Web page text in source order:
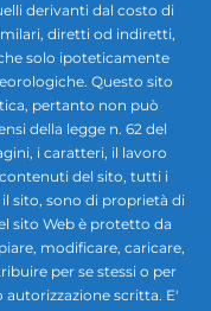
derivanti dal costo di
diretti od indiretti,
solo ipoteticamente
Questo sito
pertanto non può
della legge n. 62 del
i caratteri, il lavoro
del sito, tutti i
sito, sono di proprietà di
sito Web è protetto da
modificare, caricare,
per se stessi o per
scritta. E'